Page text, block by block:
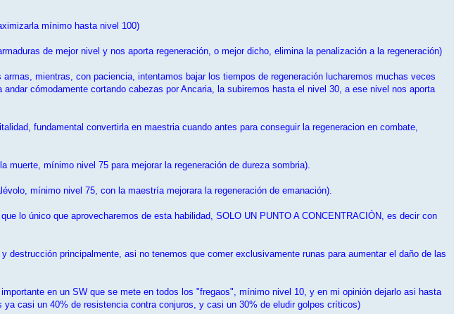
mínimo hasta nivel 100)
de mejor nivel y nos aporta regeneración, o mejor dicho, elimina la penalización a la regeneración)
mientras, con paciencia, intentamos bajar los tiempos de regeneración lucharemos muchas veces
cómodamente cortando cabezas por Ancaria, la subiremos hasta el nivel 30, a ese nivel nos aporta
fundamental convertirla en maestria cuando antes para conseguir la regeneracion en combate,
muerte, mínimo nivel 75 para mejorar la regeneración de dureza sombria).
mínimo nivel 75, con la maestría mejorara la regeneración de emanación).
lo único que aprovecharemos de esta habilidad, SOLO UN PUNTO A CONCENTRACIÓN, es decir con
destrucción principalmente, asi no tenemos que comer exclusivamente runas para aumentar el daño de las
en un SW que se mete en todos los "fregaos", mínimo nivel 10, y en mi opinión dejarlo asi hasta
casi un 40% de resistencia contra conjuros, y casi un 30% de eludir golpes críticos)